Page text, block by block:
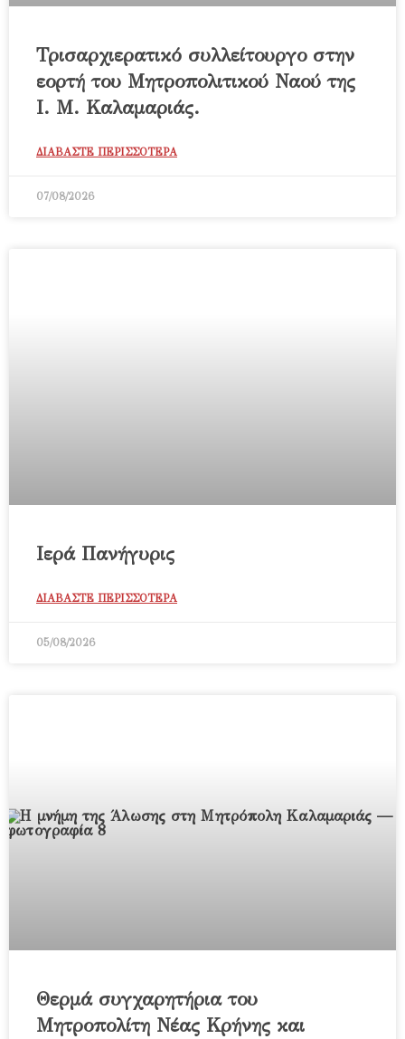
Τρισαρχιερατικό συλλείτουργο στην
εορτή του Μητροπολιτικού Ναού της
Ι. Μ. Καλαμαριάς.
ΔΙΑΒΑΣΤΕ ΠΕΡΙΣΣΟΤΕΡΑ
07/08/2026
Ιερά Πανήγυρις
ΔΙΑΒΑΣΤΕ ΠΕΡΙΣΣΟΤΕΡΑ
05/08/2026
Θερμά συγχαρητήρια του
Μητροπολίτη Νέας Κρήνης και